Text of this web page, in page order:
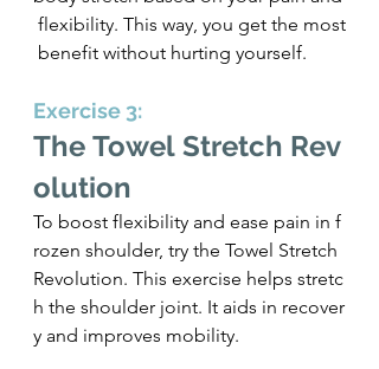
flexibility. This way, you get the most
benefit without hurting yourself.
Exercise 3:
The Towel Stretch Rev
olution
To boost flexibility and ease pain in f
rozen shoulder, try the Towel Stretch
Revolution. This exercise helps stretc
h the shoulder joint. It aids in recover
y and improves mobility.